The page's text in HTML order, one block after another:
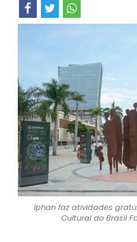
Iphan faz atividades
Cultural do Brasil